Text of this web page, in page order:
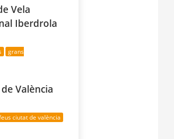
Vela
Iberdrola
grans
València
ciutat de valència